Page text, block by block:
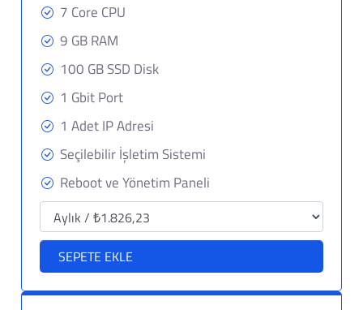
7 Core CPU
9 GB RAM
100 GB SSD Disk
1 Gbit Port
1 Adet IP Adresi
Seçilebilir İşletim Sistemi
Reboot ve Yönetim Paneli
SEPETE EKLE